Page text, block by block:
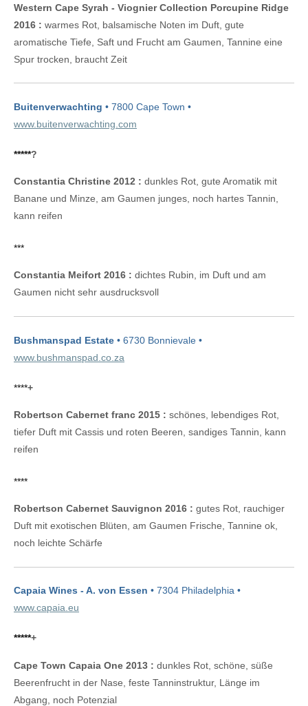
Western Cape Syrah - Viognier Collection Porcupine Ridge
2016 : warmes Rot, balsamische Noten im Duft, gute
aromatische Tiefe, Saft und Frucht am Gaumen, Tannine eine
Spur trocken, braucht Zeit
Buitenverwachting • 7800 Cape Town •
www.buitenverwachting.com
*****?
Constantia Christine 2012 : dunkles Rot, gute Aromatik mit
Banane und Minze, am Gaumen junges, noch hartes Tannin,
kann reifen
***
Constantia Meifort 2016 : dichtes Rubin, im Duft und am
Gaumen nicht sehr ausdrucksvoll
Bushmanspad Estate • 6730 Bonnievale •
www.bushmanspad.co.za
****+
Robertson Cabernet franc 2015 : schönes, lebendiges Rot,
tiefer Duft mit Cassis und roten Beeren, sandiges Tannin, kann
reifen
****
Robertson Cabernet Sauvignon 2016 : gutes Rot, rauchiger
Duft mit exotischen Blüten, am Gaumen Frische, Tannine ok,
noch leichte Schärfe
Capaia Wines - A. von Essen • 7304 Philadelphia •
www.capaia.eu
*****+
Cape Town Capaia One 2013 : dunkles Rot, schöne, süße
Beerenfrucht in der Nase, feste Tanninstruktur, Länge im
Abgang, noch Potenzial